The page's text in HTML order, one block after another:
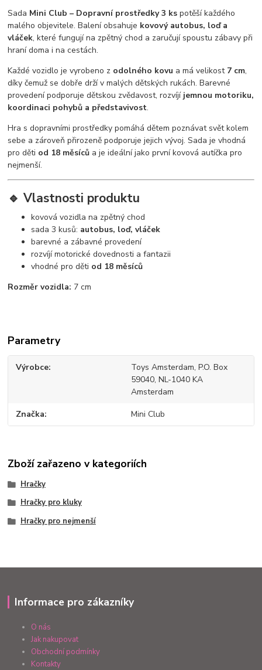
Sada Mini Club – Dopravní prostředky 3 ks potěší každého
malého objevitele. Balení obsahuje kovový autobus, loď a
vláček, které fungují na zpětný chod a zaručují spoustu zábavy při
hraní doma i na cestách.
Každé vozidlo je vyrobeno z odolného kovu a má velikost 7 cm,
díky čemuž se dobře drží v malých dětských rukách. Barevné
provedení podporuje dětskou zvědavost, rozvíjí jemnou motoriku,
koordinaci pohybů a představivost.
Hra s dopravními prostředky pomáhá dětem poznávat svět kolem
sebe a zároveň přirozeně podporuje jejich vývoj. Sada je vhodná
pro děti od 18 měsíců a je ideální jako první kovová autíčka pro
nejmenší.
🔹 Vlastnosti produktu
kovová vozidla na zpětný chod
sada 3 kusů: autobus, loď, vláček
barevné a zábavné provedení
rozvíjí motorické dovednosti a fantazii
vhodné pro děti od 18 měsíců
Rozměr vozidla: 7 cm
Parametry
Výrobce
Toys Amsterdam, P.O. Box
59040, NL-1040 KA
Amsterdam
Značka Mini Club
Zboží zařazeno v kategoriích
Hračky
Hračky pro kluky
Hračky pro nejmenší
Informace pro zákazníky
O nás
Jak nakupovat
Obchodní podmínky
Kontakty